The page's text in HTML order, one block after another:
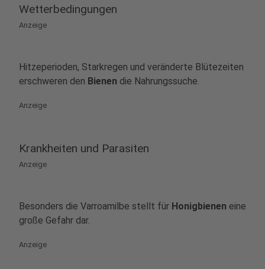
Wetterbedingungen
Anzeige
Hitzeperioden, Starkregen und veränderte Blütezeiten
erschweren den Bienen die Nahrungssuche.
Anzeige
Krankheiten und Parasiten
Anzeige
Besonders die Varroamilbe stellt für Honigbienen eine
große Gefahr dar.
Anzeige